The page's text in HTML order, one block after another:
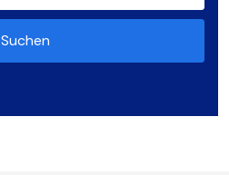
Suchen